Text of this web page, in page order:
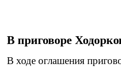
В приговоре
В ходе оглашения